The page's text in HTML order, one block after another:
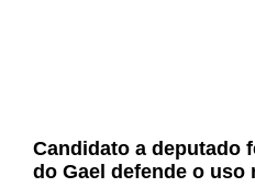
Candidato a deputado
do Gael defende o uso